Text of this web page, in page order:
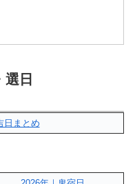
日
日まとめ